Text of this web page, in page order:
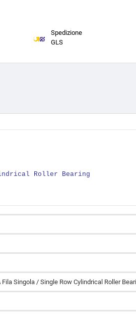
Spedizione
GLS
Roller Bearing
Singola / Single Row Cylindrical Roller